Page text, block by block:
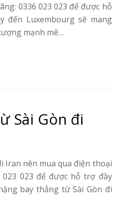
0336 023 023 để được hỗ
đến Luxembourg sẽ mang
mạnh mẽ…
Sài Gòn đi
Iran nên mua qua điện thoại
023 023 để được hỗ trợ đầy
bay thẳng từ Sài Gòn đi